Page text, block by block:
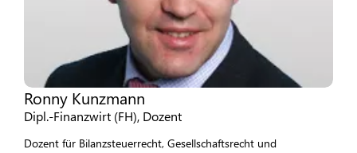
Ronny Kunzmann
Dipl.-Finanzwirt (FH), Dozent
Dozent für Bilanzsteuerrecht, Gesellschaftsrecht und